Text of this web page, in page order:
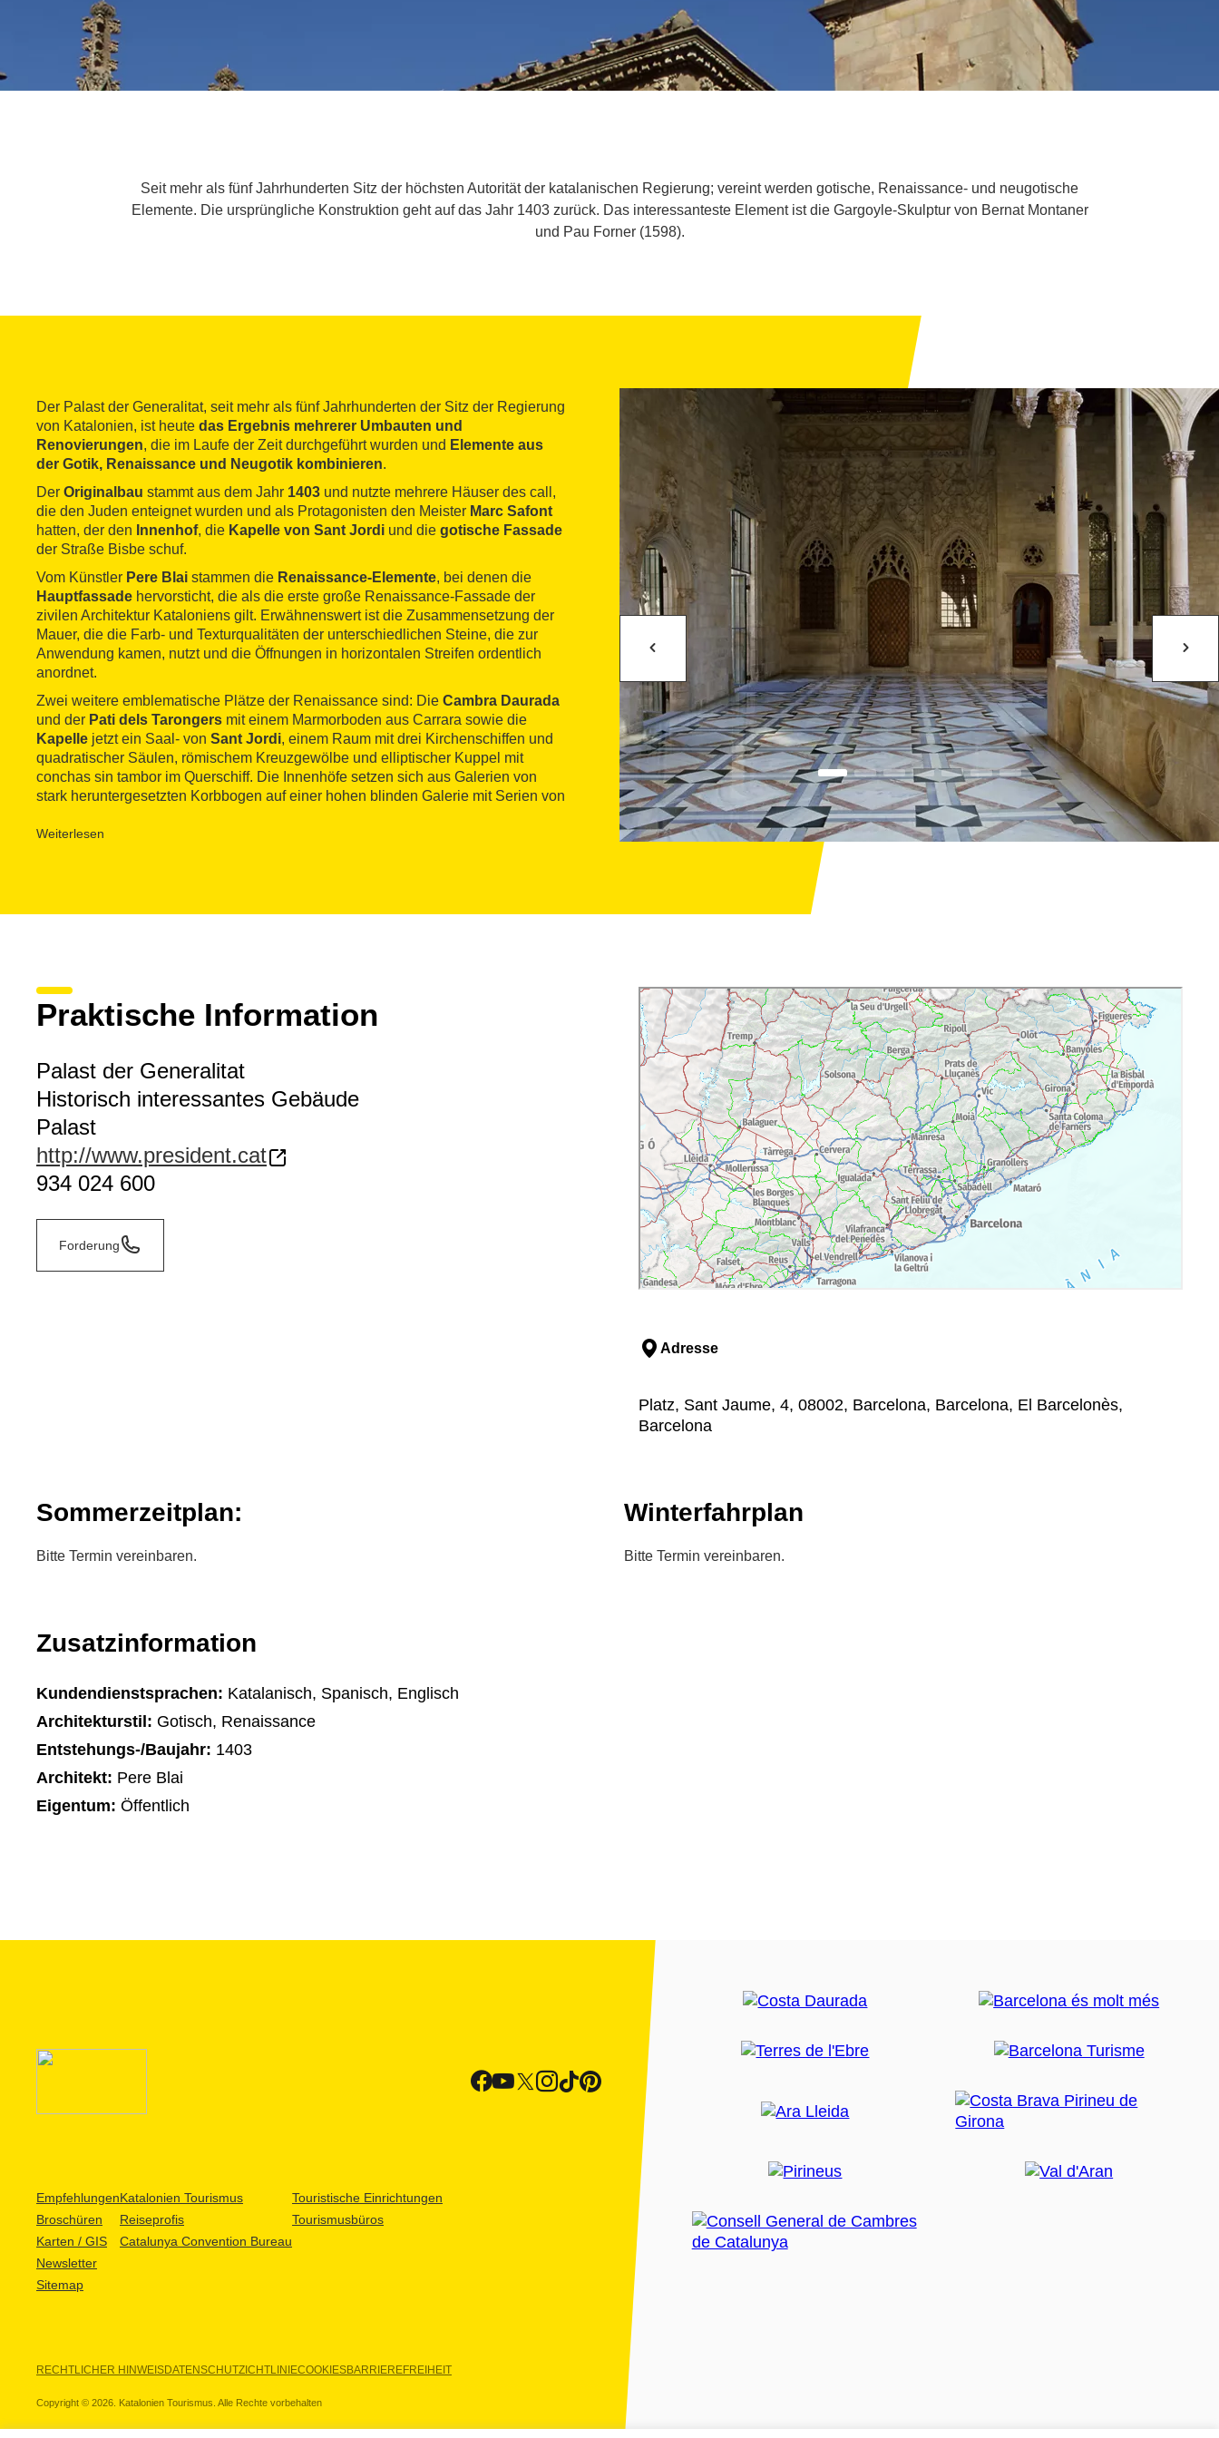
Seit mehr als fünf Jahrhunderten Sitz der höchsten Autorität der katalanischen Regierung; vereint werden gotische, Renaissance- und neugotische
Elemente. Die ursprüngliche Konstruktion geht auf das Jahr 1403 zurück. Das interessanteste Element ist die Gargoyle-Skulptur von Bernat Montaner
und Pau Forner (1598).
Der Palast der Generalitat, seit mehr als fünf Jahrhunderten der Sitz der Regierung
von Katalonien, ist heute das Ergebnis mehrerer Umbauten und
Renovierungen, die im Laufe der Zeit durchgeführt wurden und Elemente aus
der Gotik, Renaissance und Neugotik kombinieren.
Der Originalbau stammt aus dem Jahr 1403 und nutzte mehrere Häuser des call,
die den Juden enteignet wurden und als Protagonisten den Meister Marc Safont
hatten, der den Innenhof, die Kapelle von Sant Jordi und die gotische Fassade
der Straße Bisbe schuf.
Vom Künstler Pere Blai stammen die Renaissance-Elemente, bei denen die
Hauptfassade hervorsticht, die als die erste große Renaissance-Fassade der
zivilen Architektur Kataloniens gilt. Erwähnenswert ist die Zusammensetzung der
Mauer, die die Farb- und Texturqualitäten der unterschiedlichen Steine, die zur
Anwendung kamen, nutzt und die Öffnungen in horizontalen Streifen ordentlich
anordnet.
Zwei weitere emblematische Plätze der Renaissance sind: Die Cambra Daurada
und der Pati dels Tarongers mit einem Marmorboden aus Carrara sowie die
Kapelle jetzt ein Saal- von Sant Jordi, einem Raum mit drei Kirchenschiffen und
quadratischer Säulen, römischem Kreuzgewölbe und elliptischer Kuppel mit
conchas sin tambor im Querschiff. Die Innenhöfe setzen sich aus Galerien von
stark heruntergesetzten Korbbogen auf einer hohen blinden Galerie mit Serien von
Weitere interessante Elemente sind die
Tàpies, die die Säle schmücken.
Weiterlesen
Praktische Information
Palast der Generalitat
Historisch interessantes Gebäude
Palast
http://www.president.cat
934 024 600
Forderung
Adresse
Platz, Sant Jaume, 4, 08002, Barcelona, Barcelona, El Barcelonès,
Barcelona
Sommerzeitplan:
Bitte Termin vereinbaren.
Winterfahrplan
Bitte Termin vereinbaren.
Zusatzinformation
Kundendienstsprachen: Katalanisch, Spanisch, Englisch
Architekturstil: Gotisch, Renaissance
Entstehungs-/Baujahr: 1403
Architekt: Pere Blai
Eigentum: Öffentlich
Empfehlungen
Broschüren
Karten / GIS
Newsletter
Sitemap
Katalonien Tourismus
Reiseprofis
Catalunya Convention Bureau
Touristische Einrichtungen
Tourismusbüros
RECHTLICHER HINWEISDATENSCHUTZICHTLINIECOOKIESBARRIEREFREIHEIT
Copyright © 2026. Katalonien Tourismus. Alle Rechte vorbehalten